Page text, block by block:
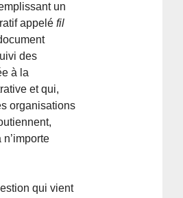
un
appeléfil
des
à la
et qui,
organisations
qui vient